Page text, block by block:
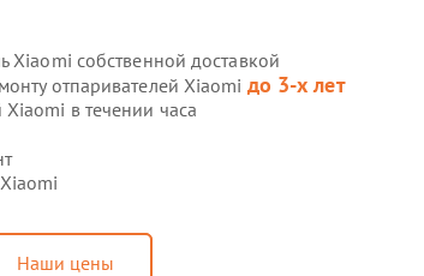
Xiaomi собственной доставкой
отпаривателей Xiaomi до 3-х лет
в течении часа
Наши цены